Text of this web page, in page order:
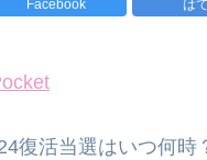
Facebook は
復活当選はいつ何